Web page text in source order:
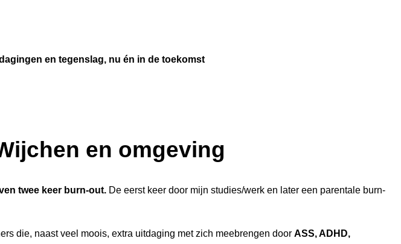
en tegenslag, nu én in de toekomst
en omgeving
twee keer burn-out. De eerst keer door mijn studies/werk en later een parentale burn-
die, naast veel moois, extra uitdaging met zich meebrengen door ASS, ADHD,